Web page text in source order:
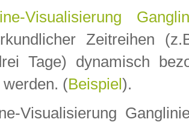
Visualisierung
Zeitreihen
Tage) dynamisch
(Beispiel ).
Visualisierung